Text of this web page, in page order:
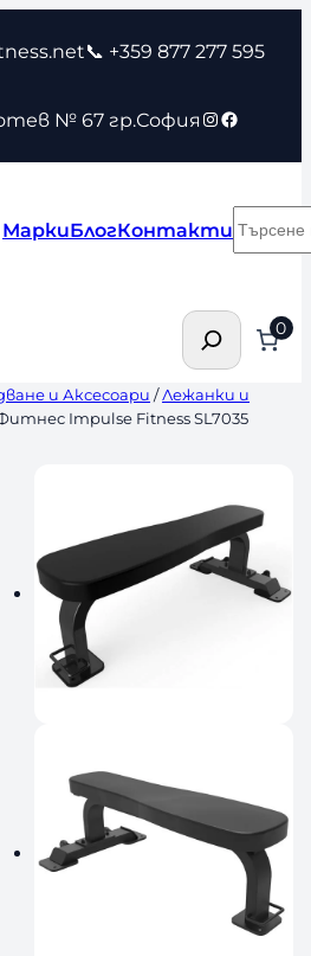
📞 +359 877 277 595
№ 67 гр.София Instagram
Facebook
МаркиБлогКонтакти
Търсене 0
и Аксесоари /Лежанки и
Impulse Fitness SL7035